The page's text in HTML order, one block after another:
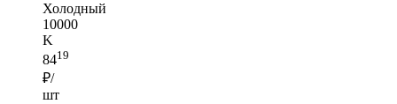
Холодный
10000
K
8419
₽/
шт